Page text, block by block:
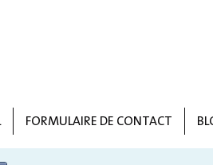
FORMULAIRE DE CONTACT